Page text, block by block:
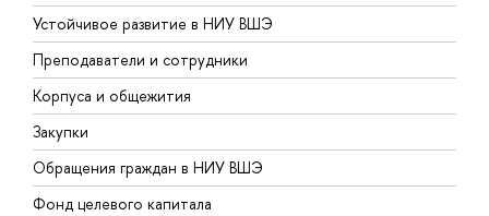
Устойчивое развитие в НИУ ВШЭ
Преподаватели и сотрудники
Корпуса и общежития
Закупки
Обращения граждан в НИУ ВШЭ
Фонд целевого капитала